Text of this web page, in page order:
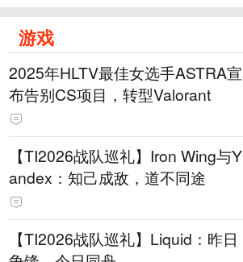
游戏
2025年HLTV最佳女选手ASTRA宣
布告别CS项目，转型Valorant
【TI2026战队巡礼】Iron Wing与Y
andex：知己成敌，道不同途
【TI2026战队巡礼】Liquid：昨日